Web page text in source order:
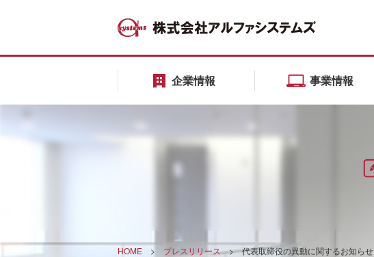
企業情報 事業情報
HOME > プレスリリース>代表取締役の異動に関するお知らせ